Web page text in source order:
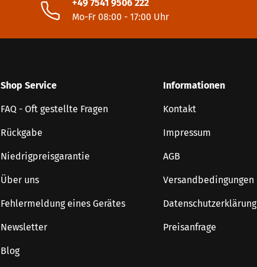
+49 7541 9506 222
Mo-Fr 08:00 - 17:00 Uhr
Shop Service
FAQ - Oft gestellte Fragen
Rückgabe
Niedrigpreisgarantie
Über uns
Fehlermeldung eines Gerätes
Newsletter
Blog
Informationen
Kontakt
Impressum
AGB
Versandbedingungen
Datenschutzerklärung
Preisanfrage